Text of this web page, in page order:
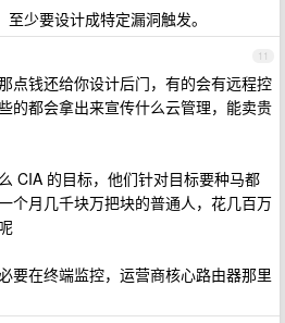
少要设计成特定漏洞触发。
11
点钱还给你设计后门，有的会有远程控
的都会拿出来宣传什么云管理，能卖贵
CIA 的目标，他们针对目标要种马都
个月几千块万把块的普通人，花几百万
要在终端监控，运营商核心路由器那里